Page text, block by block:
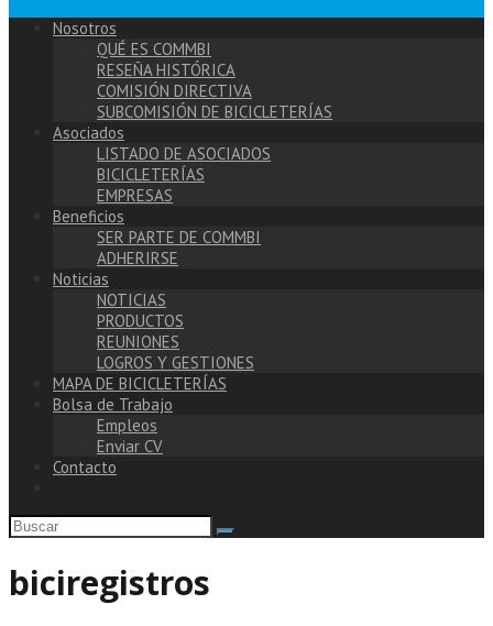
Nosotros
QUÉ ES COMMBI
RESEÑA HISTÓRICA
COMISIÓN DIRECTIVA
SUBCOMISIÓN DE BICICLETERÍAS
Asociados
LISTADO DE ASOCIADOS
BICICLETERÍAS
EMPRESAS
Beneficios
SER PARTE DE COMMBI
ADHERIRSE
Noticias
NOTICIAS
PRODUCTOS
REUNIONES
LOGROS Y GESTIONES
MAPA DE BICICLETERÍAS
Bolsa de Trabajo
Empleos
Enviar CV
Contacto
biciregistros